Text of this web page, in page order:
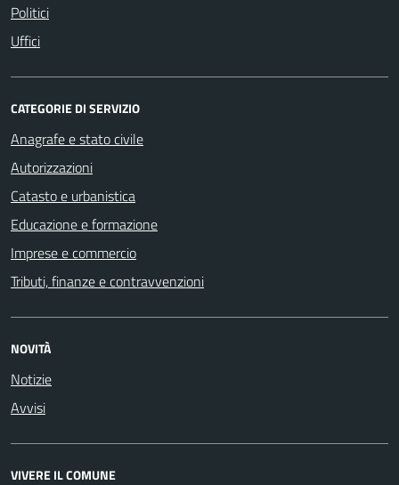
Politici
Uffici
CATEGORIE DI SERVIZIO
Anagrafe e stato civile
Autorizzazioni
Catasto e urbanistica
Educazione e formazione
Imprese e commercio
Tributi, finanze e contravvenzioni
NOVITÀ
Notizie
Avvisi
VIVERE IL COMUNE